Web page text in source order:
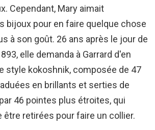
Cependant, Mary aimait
bijoux pour en faire quelque chose
à son goût. 26 ans après le jour de
elle demanda à Garrard d'en
style kokoshnik, composée de 47
en brillants et serties de
46 pointes plus étroites, qui
être retirées pour faire un collier.